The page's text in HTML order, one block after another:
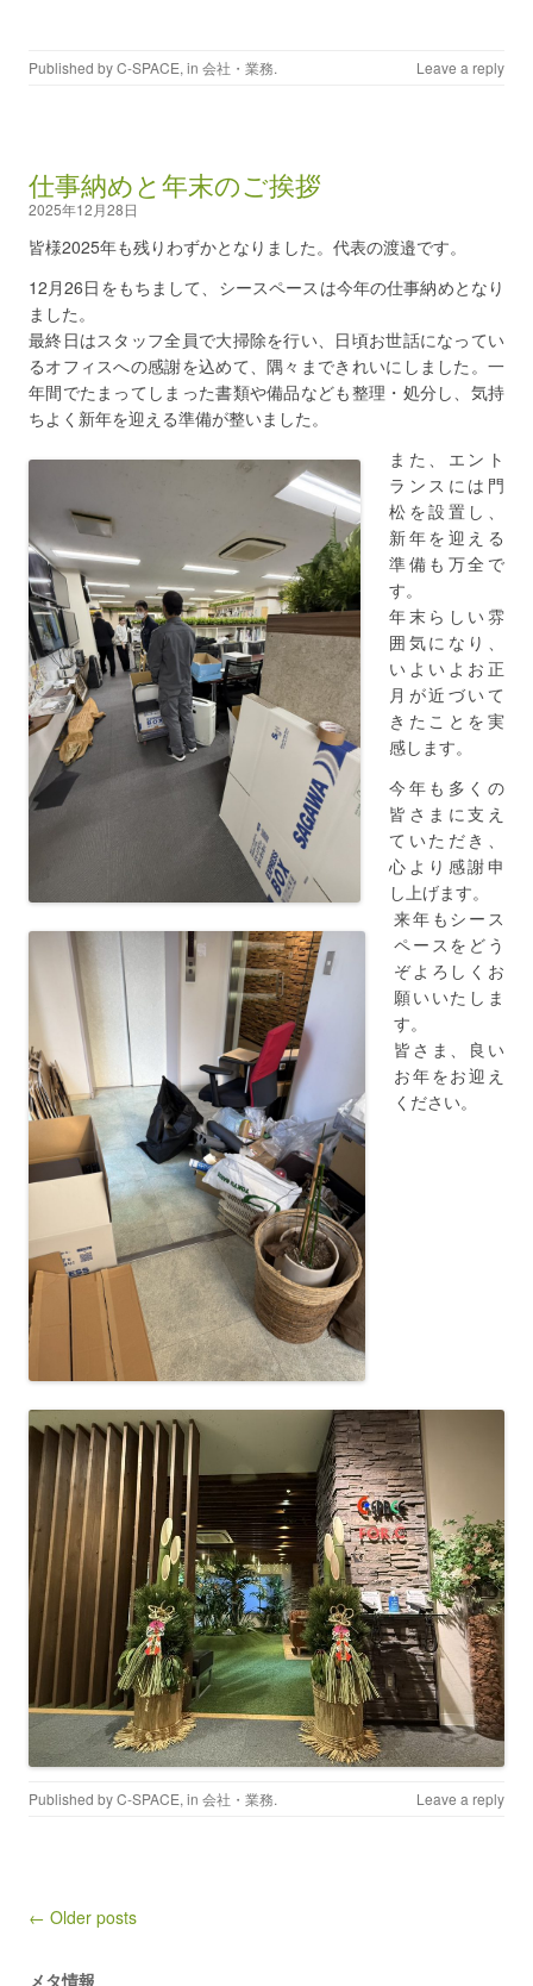
Published byC-SPACE, in 会社・業務. Leave a reply
仕事納めと年末のご挨拶
2025年12月28日
皆様2025年も残りわずかとなりました。代表の渡邉です。
12月26日をもちまして、シースペースは今年の仕事納めとなり
ました。
最終日はスタッフ全員で大掃除を行い、日頃お世話になってい
るオフィスへの感謝を込めて、隅々まできれいにしました。一
年間でたまってしまった書類や備品なども整理・処分し、気持
ちよく新年を迎える準備が整いました。
また、エント
ランスには門
松を設置し、
新年を迎える
準備も万全で
す。
年末らしい雰
囲気になり、
いよいよお正
月が近づいて
きたことを実
感します。
今年も多くの
皆さまに支え
ていただき、
心より感謝申
し上げます。
来年もシース
ペースをどう
ぞよろしくお
願いいたしま
す。
皆さま、良い
お年をお迎え
ください。
Published byC-SPACE, in 会社・業務. Leave a reply
Post navigation
← Older posts
メタ情報